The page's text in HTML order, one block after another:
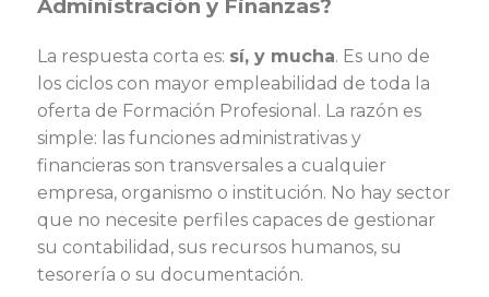
Administración y Finanzas?
La respuesta corta es: sí, y mucha. Es uno de
los ciclos con mayor empleabilidad de toda la
oferta de Formación Profesional. La razón es
simple: las funciones administrativas y
financieras son transversales a cualquier
empresa, organismo o institución. No hay sector
que no necesite perfiles capaces de gestionar
su contabilidad, sus recursos humanos, su
tesorería o su documentación.